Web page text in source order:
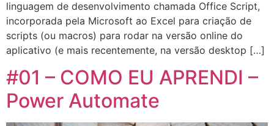
linguagem de desenvolvimento chamada Office Script,
incorporada pela Microsoft ao Excel para criação de
scripts (ou macros) para rodar na versão online do
aplicativo (e mais recentemente, na versão desktop […]
#01 – COMO EU APRENDI –
Power Automate